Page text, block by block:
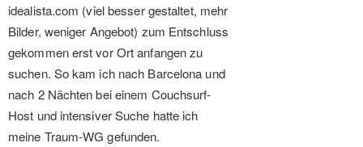
idealista.com (viel besser gestaltet, mehr
Bilder, weniger Angebot) zum Entschluss
gekommen erst vor Ort anfangen zu
suchen. So kam ich nach Barcelona und
nach 2 Nächten bei einem Couchsurf-
Host und intensiver Suche hatte ich
meine Traum-WG gefunden.